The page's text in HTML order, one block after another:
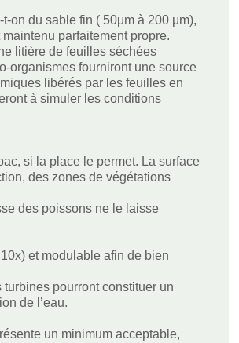
on du sable fin ( 50μm à 200 μm),
parfaitement propre.
litière de feuilles séchées
organismes fourniront une source
libérés par les feuilles en
à simuler les conditions
si la place le permet. La surface
des zones de végétations
des poissons ne le laisse
et modulable afin de bien
pourront constituer un
de l’eau.
un minimum acceptable,